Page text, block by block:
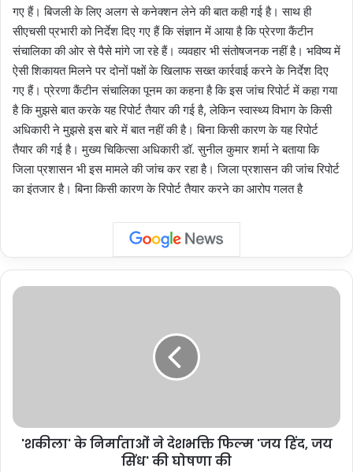
गए हैं। बिजली के लिए अलग से कनेक्शन लेने की बात कही गई है। साथ ही
सीएचसी प्रभारी को निर्देश दिए गए हैं कि संज्ञान में आया है कि प्रेरणा कैंटीन
संचालिका की ओर से पैसे मांगे जा रहे हैं। व्यवहार भी संतोषजनक नहीं है। भविष्य में
ऐसी शिकायत मिलने पर दोनों पक्षों के खिलाफ सख्त कार्रवाई करने के निर्देश दिए
गए हैं। प्रेरणा कैंटीन संचालिका पूनम का कहना है कि इस जांच रिपोर्ट में कहा गया
है कि मुझसे बात करके यह रिपोर्ट तैयार की गई है, लेकिन स्वास्थ्य विभाग के किसी
अधिकारी ने मुझसे इस बारे में बात नहीं की है। बिना किसी कारण के यह रिपोर्ट
तैयार की गई है। मुख्य चिकित्सा अधिकारी डॉ. सुनील कुमार शर्मा ने बताया कि
जिला प्रशासन भी इस मामले की जांच कर रहा है। जिला प्रशासन की जांच रिपोर्ट
का इंतजार है। बिना किसी कारण के रिपोर्ट तैयार करने का आरोप गलत है
'शकीला'
जय
सिंध'
'शकीला' के निर्माताओं ने देशभक्ति फिल्म 'जय हिंद, जय
सिंध' की घोषणा की